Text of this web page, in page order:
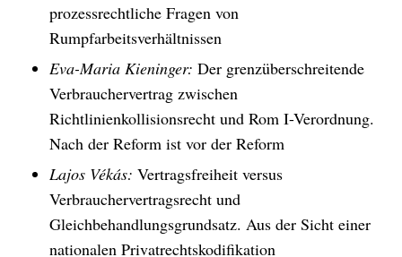
prozessrechtliche Fragen von
Rumpfarbeitsverhältnissen
Eva-Maria Kieninger: Der grenzüberschreitende
Verbrauchervertrag zwischen
Richtlinienkollisionsrecht und Rom I-Verordnung.
Nach der Reform ist vor der Reform
Lajos Vékás: Vertragsfreiheit versus
Verbrauchervertragsrecht und
Gleichbehandlungsgrundsatz. Aus der Sicht einer
nationalen Privatrechtskodifikation